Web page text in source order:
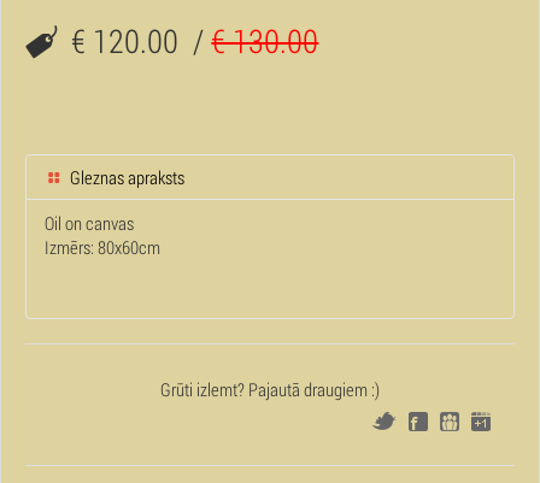
€ 120.00 /€ 130.00
Gleznas apraksts
Oil on canvas
Izmērs: 80x60cm
Grūti izlemt? Pajautā draugiem :)